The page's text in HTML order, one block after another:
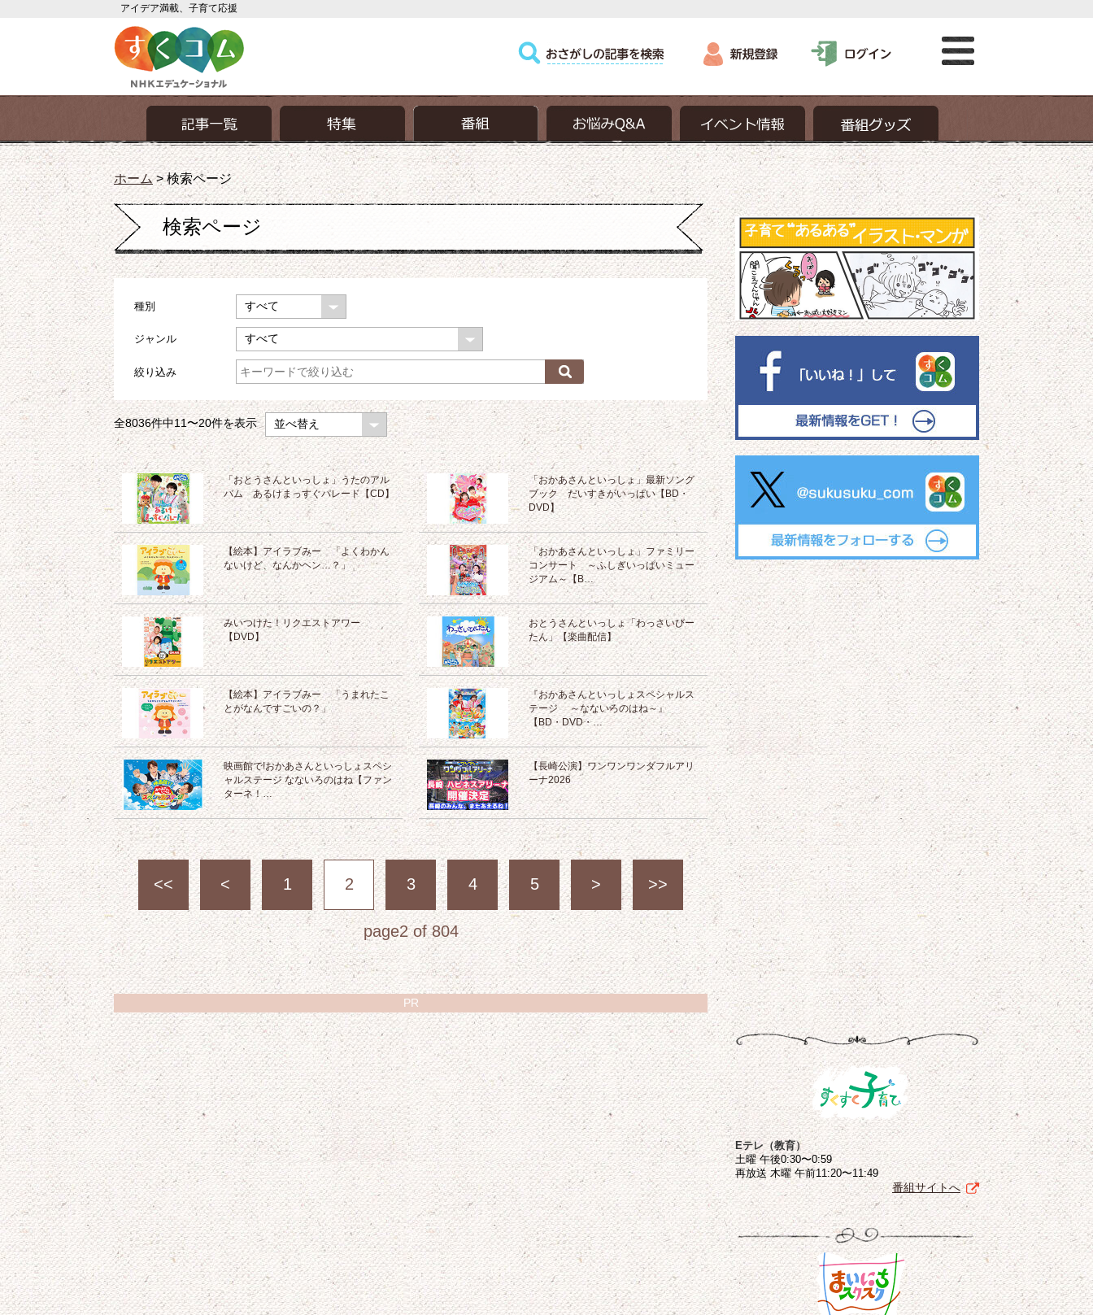
アイデア満載、子育て応援
ホーム>検索ページ
検索ページ
種別
ジャンル
絞り込み
全8036件中11〜20件を表示
「おとうさんといっしょ」うたのアル
バム あるけまっすぐパレード【CD】
「おかあさんといっしょ」最新ソング
ブック だいすきがいっぱい【BD・
DVD】
【絵本】アイラブみー 「よくわかん
ないけど、なんかヘン…？」
「おかあさんといっしょ」ファミリー
コンサート ～ふしぎいっぱいミュー
ジアム～【B…
みいつけた！リクエストアワー
【DVD】
おとうさんといっしょ「わっさいびー
たん」【楽曲配信】
【絵本】アイラブみー 「うまれたこ
とがなんですごいの？」
『おかあさんといっしょスペシャルス
テージ ～なないろのはね～』
【BD・DVD・…
映画館で!おかあさんといっしょスペシ
ャルステージ なないろのはね【ファン
ターネ！…
【長崎公演】ワンワンワンダフルアリ
ーナ2026
<< < 1 2 3 4 5 > >>
page2 of 804
Eテレ（教育）
土曜 午後0:30〜0:59
再放送 木曜 午前11:20〜11:49
番組サイトへ
PR